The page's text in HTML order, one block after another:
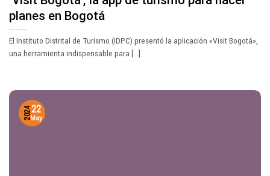
planes en Bogotá
El Instituto Distrital de Turismo (IDPC) presentó la aplicación «Visit Bogotá»,
una herramienta indispensable para [...]
22
May
2024